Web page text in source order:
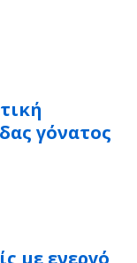
γόνατος
με ενεργό